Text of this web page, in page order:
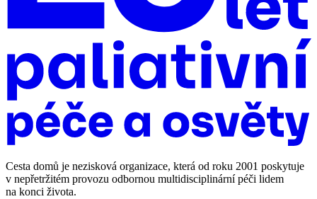
Cesta domů je nezisková organizace, která od roku 2001 poskytuje
v nepřetržitém provozu odbornou multidisciplinární péči lidem
na konci života.